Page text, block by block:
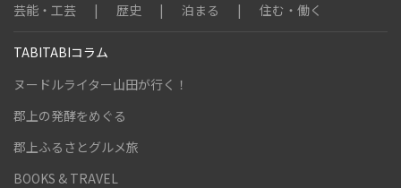
芸能・工芸
歴史 泊まる 住む・働く
TABITABIコラム
ヌードルライター山田が行く！
郡上の発酵をめぐる
郡上ふるさとグルメ旅
BOOKS & TRAVEL